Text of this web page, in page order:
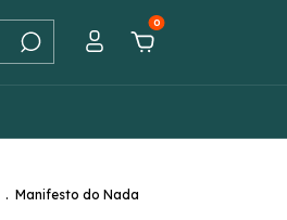
0
. Manifesto do Nada